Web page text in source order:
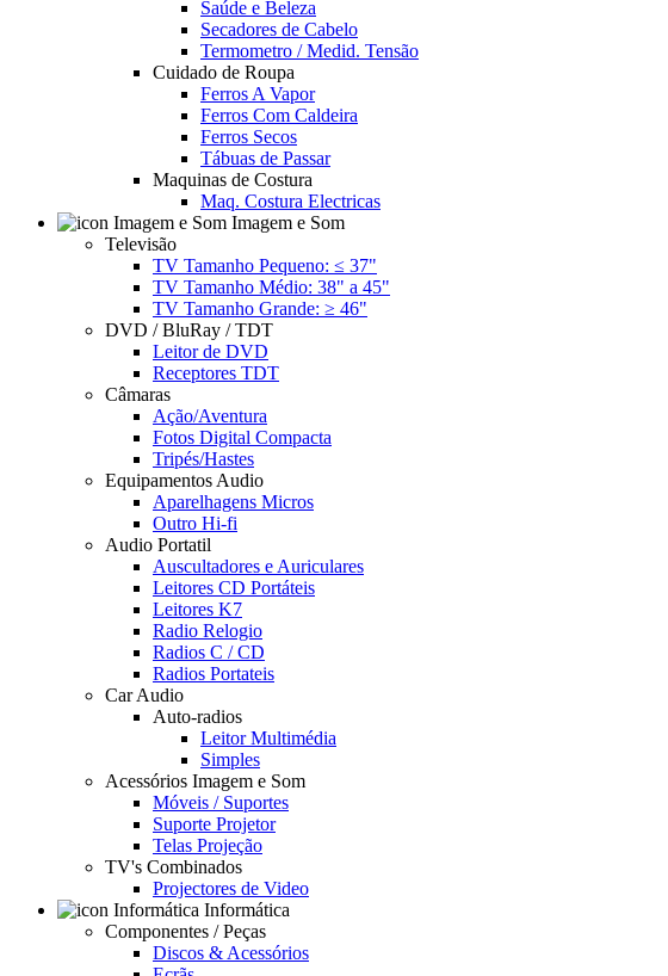
Saúde e Beleza
Secadores de Cabelo
Termometro / Medid. Tensão
Cuidado de Roupa
Ferros A Vapor
Ferros Com Caldeira
Ferros Secos
Tábuas de Passar
Maquinas de Costura
Maq. Costura Electricas
Imagem e Som
Televisão
TV Tamanho Pequeno: ≤ 37"
TV Tamanho Médio: 38" a 45"
TV Tamanho Grande: ≥ 46"
DVD / BluRay / TDT
Leitor de DVD
Receptores TDT
Câmaras
Ação/Aventura
Fotos Digital Compacta
Tripés/Hastes
Equipamentos Audio
Aparelhagens Micros
Outro Hi-fi
Audio Portatil
Auscultadores e Auriculares
Leitores CD Portáteis
Leitores K7
Radio Relogio
Radios C / CD
Radios Portateis
Car Audio
Auto-radios
Leitor Multimédia
Simples
Acessórios Imagem e Som
Móveis / Suportes
Suporte Projetor
Telas Projeção
TV's Combinados
Projectores de Video
Informática
Componentes / Peças
Discos & Acessórios